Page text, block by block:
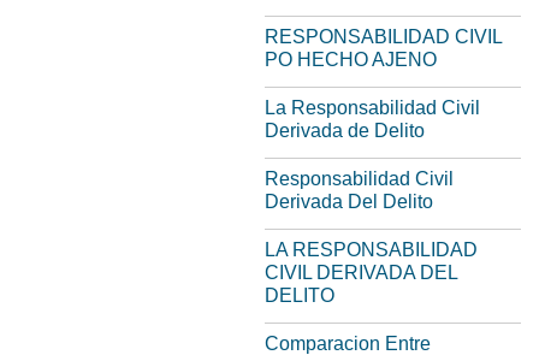
RESPONSABILIDAD CIVIL
PO HECHO AJENO
La Responsabilidad Civil
Derivada de Delito
Responsabilidad Civil
Derivada Del Delito
LA RESPONSABILIDAD
CIVIL DERIVADA DEL
DELITO
Comparacion Entre